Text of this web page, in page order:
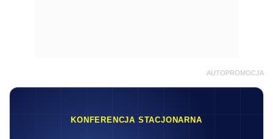
AUTOPROMOCJA
KONFERENCJA STACJONARNA